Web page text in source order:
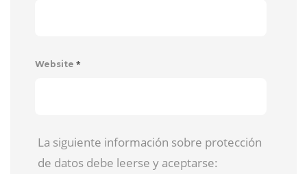
Website *
La siguiente información sobre protección
de datos debe leerse y aceptarse: